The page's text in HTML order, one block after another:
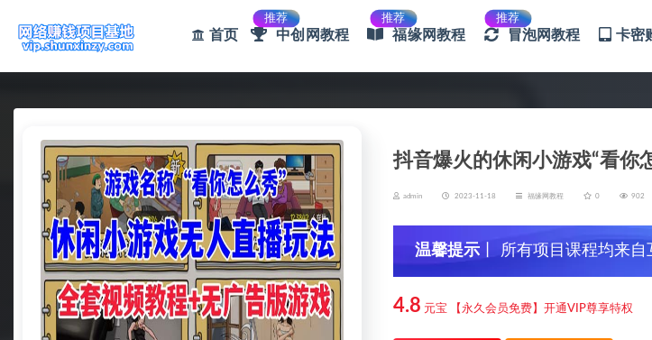
首页
推荐
中创网教程
推荐
福缘网教程
推荐
冒泡网教程 卡密
抖音爆火的休闲小游戏“看你
admin 2023-11-18 福缘网教程 0 902
温馨提示 丨 所有项目课程均来
信，谨防上当受骗！
4.8 元宝 【永久会员免费】开通VIP尊享特权